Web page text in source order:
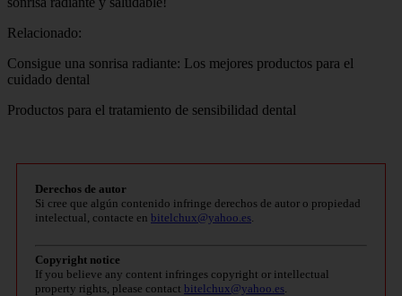
Relacionado:
Consigue una sonrisa radiante: Los mejores productos para el
cuidado dental
Productos para el tratamiento de sensibilidad dental
Derechos de autor
Si cree que algún contenido infringe derechos de autor o propiedad
intelectual, contacte en bitelchux@yahoo.es
Copyright notice
If you believe any content infringes copyright or intellectual
property rights, please contact bitelchux@yahoo.es